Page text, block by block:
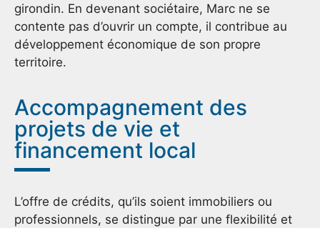
girondin. En devenant sociétaire, Marc ne se
contente pas d’ouvrir un compte, il contribue au
développement économique de son propre
territoire.
Accompagnement des
projets de vie et
financement local
L’offre de crédits, qu’ils soient immobiliers ou
professionnels, se distingue par une flexibilité et